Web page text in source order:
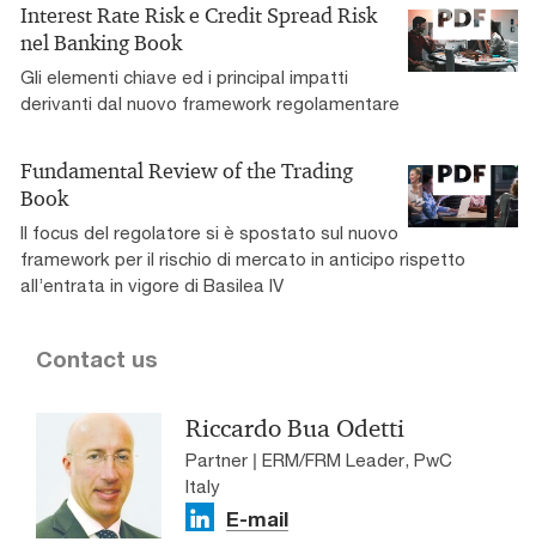
Interest Rate Risk e Credit Spread Risk
nel Banking Book
Gli elementi chiave ed i principal impatti
derivanti dal nuovo framework regolamentare
Fundamental Review of the Trading
Book
Il focus del regolatore si è spostato sul nuovo
framework per il rischio di mercato in anticipo rispetto
all’entrata in vigore di Basilea IV
Contact us
Riccardo Bua Odetti
Partner | ERM/FRM Leader, PwC
Italy
E-mail